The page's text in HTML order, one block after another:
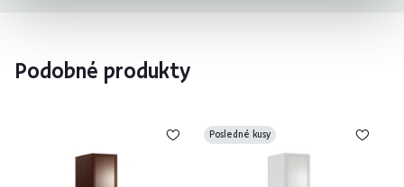
Podobné produkty
Posledné kusy